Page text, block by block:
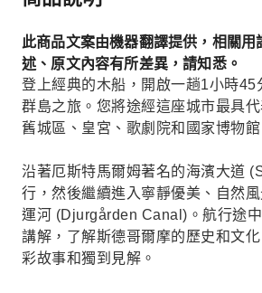
此商品文案由機器翻譯提供，相關用
述、原文內容有所差異，請知悉。
登上經典的木船，開啟一趟1小時45
群島之旅。您將途經這座城市最具
舊城區、皇宮、歌劇院和國家博物館
沿著厄斯特馬爾姆著名的海濱大道
行，然後繼續進入寧靜優美、自然
運河 (Djurgården Canal)。航行途
講解，了解斯德哥爾摩的歷史和文
彩故事和獨到見解。